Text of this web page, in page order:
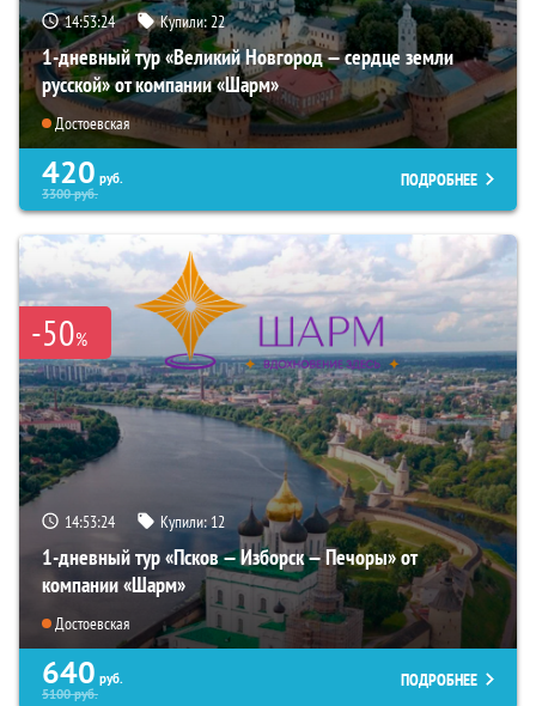
14:53:22 Купили:22
1-дневный тур «Великий Новгород — сердце земли
русской» от компании «Шарм»
Достоевская
420 руб.
3300руб.
ПОДРОБНЕЕ
-50%
14:53:22 Купили:12
1-дневный тур «Псков — Изборск — Печоры» от
компании «Шарм»
Достоевская
640 руб.
5100руб.
ПОДРОБНЕЕ